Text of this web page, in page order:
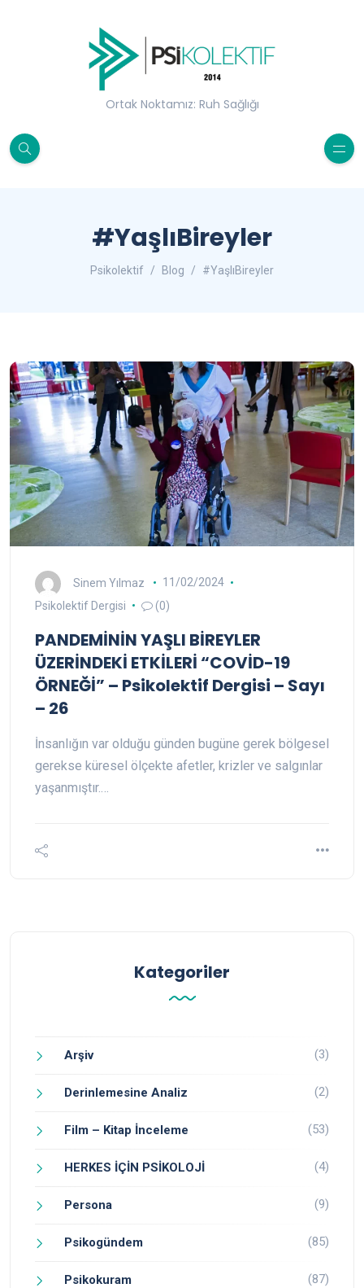
Ortak Noktamız: Ruh Sağlığı
#YaşlıBireyler
Psikolektif Blog #YaşlıBireyler
Sinem Yılmaz
11/02/2024
Psikolektif Dergisi
(0)
PANDEMİNİN YAŞLI BİREYLER
ÜZERİNDEKİ ETKİLERİ “COVİD-19
ÖRNEĞİ” – Psikolektif Dergisi – Sayı
– 26
İnsanlığın var olduğu günden bugüne gerek bölgesel
gerekse küresel ölçekte afetler, krizler ve salgınlar
yaşanmıştır.…
Kategoriler
Arşiv (3)
Derinlemesine Analiz (2)
Film – Kitap İnceleme (53)
HERKES İÇİN PSİKOLOJİ (4)
Persona (9)
Psikogündem (85)
Psikokuram (87)